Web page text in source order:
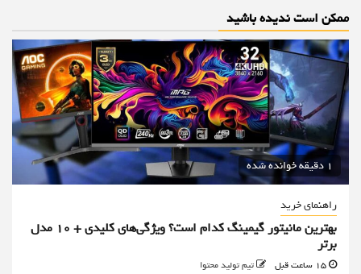
ممکن است ندیده باشید
1 دقیقه خوانده شده
راهنمای خرید
بهترین مانیتور گیمینگ کدام است؟ ویژگی‌های کلیدی + 10 مدل
برتر
تیم تولید محتوا